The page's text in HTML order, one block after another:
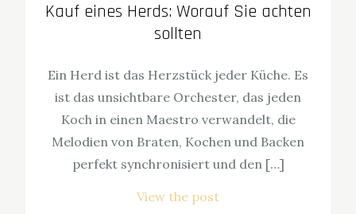
Kauf eines Herds: Worauf Sie achten
sollten
Ein Herd ist das Herzstück jeder Küche. Es
ist das unsichtbare Orchester, das jeden
Koch in einen Maestro verwandelt, die
Melodien von Braten, Kochen und Backen
perfekt synchronisiert und den […]
View the post